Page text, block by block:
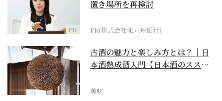
PR
置き場所を再検討
PR(株式会社北九州銀行)
古酒の魅力と楽しみ方とは？｜日
本酒熟成酒入門【日本酒のスス
美味